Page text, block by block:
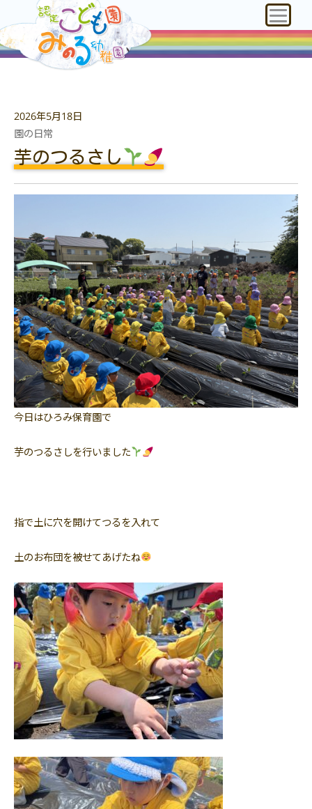
2026年5月18日
園の日常
芋のつるさし
今日はひろみ保育園で
芋のつるさしを行いました
指で土に穴を開けてつるを入れて
土のお布団を被せてあげたね